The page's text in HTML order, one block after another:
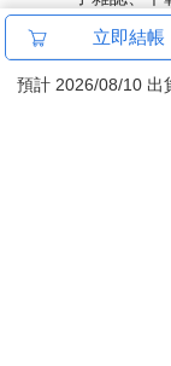
已拆封之
刀…等）
若非上列種類
立即結帳
預計 2026/08/10 出